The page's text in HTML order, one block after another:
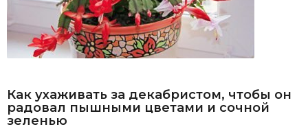
Как ухаживать за декабристом, чтобы он
радовал пышными цветами и сочной
зеленью